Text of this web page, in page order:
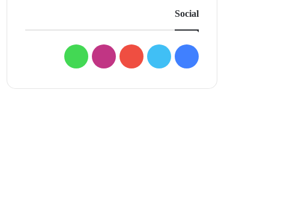
Social
فيسبوك
تويتر يوتيوبانستقرامواتساب